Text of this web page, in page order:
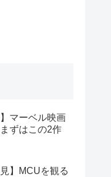
】マーベル映画
ずはこの2作
見】MCUを観る